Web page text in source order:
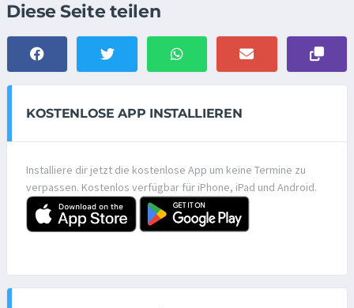
Diese Seite teilen
KOSTENLOSE APP INSTALLIEREN
Installiere dir jetzt die kostenlose App um keine Termine zu
verpassen. Kostenlos verfügbar für iPhone, iPad und Android.